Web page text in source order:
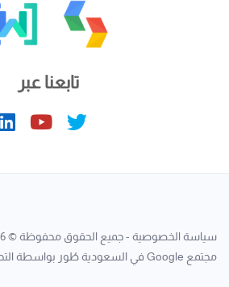
تابعنا عبر
سياسة الخصوصية - جميع الحقوق محفوظة © 2026
مجتمع Google في السعودية
طُور بواسطة